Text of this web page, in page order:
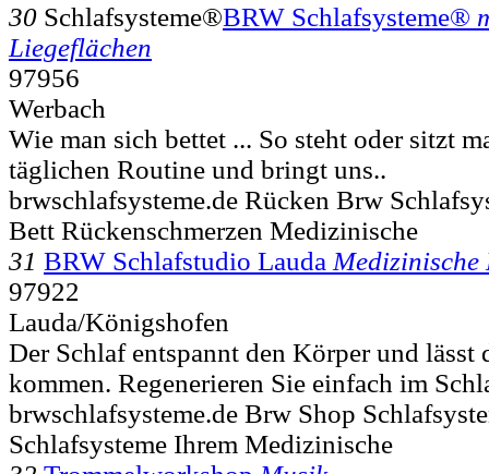
30 BRW Schlafsysteme®
Liegeflächen
97956
Werbach
Wie man sich bettet ... So steht oder sitzt
täglichen Routine und bringt uns..
brwschlafsysteme.de Rücken Brw
Bett Rückenschmerzen Medizinische
31 BRW Schlafstudio Lauda Medizinische
97922
Lauda/Königshofen
Der Schlaf entspannt den Körper und lässt
kommen. Regenerieren Sie einfach im
brwschlafsysteme.de Brw Shop
Schlafsysteme Ihrem Medizinische